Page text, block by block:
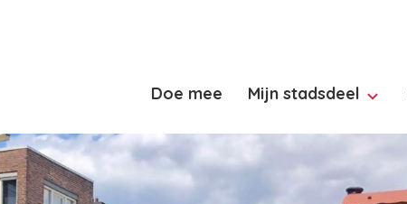
Doe mee Mijn stadsdeel